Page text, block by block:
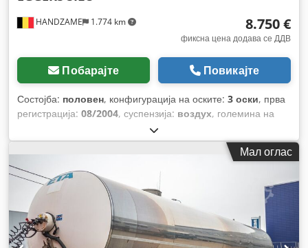
HANDZAME 1.774 km 8.750 €
фиксна цена додава се ДДВ
Побарајте Повикајте
Состојба: половен, конфигурација на оските: 3 оски, прва
регистрација: 08/2004, суспензија: воздух, големина на
, меѓуоскино растојание:
Година на изградба:2004,
Мал оглас